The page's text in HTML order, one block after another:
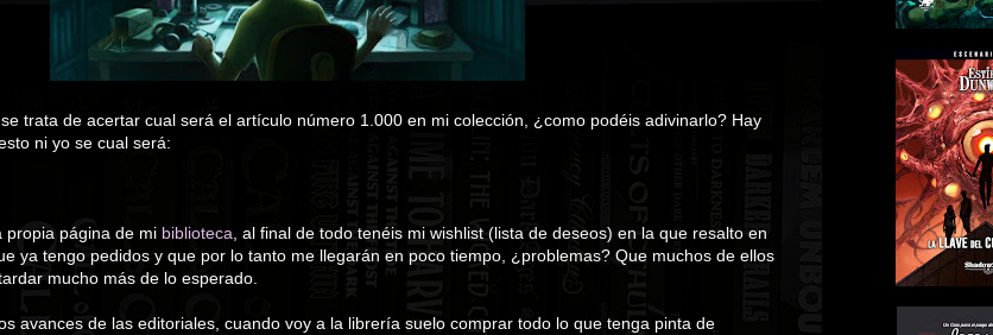
trata de acertar cual será el artículo número 1.000 en mi colección, ¿como podéis adivinarlo? Hay
ni yo se cual será:
propia página de mi biblioteca , al final de todo tenéis mi wishlist (lista de deseos) en la que resalto en
ya tengo pedidos y que por lo tanto me llegarán en poco tiempo, ¿problemas? Que muchos de ellos
mucho más de lo esperado.
avances de las editoriales, cuando voy a la librería suelo comprar todo lo que tenga pinta de